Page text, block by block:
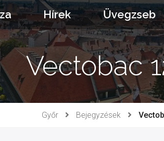
Hírek Üvegzseb
Vectobac
Győr Bejegyzések